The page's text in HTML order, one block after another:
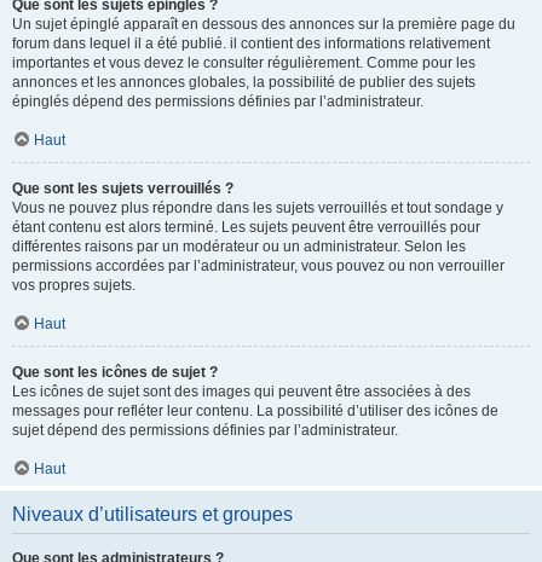
Que sont les sujets épinglés ?
Un sujet épinglé apparaît en dessous des annonces sur la première page du
forum dans lequel il a été publié. il contient des informations relativement
importantes et vous devez le consulter régulièrement. Comme pour les
annonces et les annonces globales, la possibilité de publier des sujets
épinglés dépend des permissions définies par l’administrateur.
Haut
Que sont les sujets verrouillés ?
Vous ne pouvez plus répondre dans les sujets verrouillés et tout sondage y
étant contenu est alors terminé. Les sujets peuvent être verrouillés pour
différentes raisons par un modérateur ou un administrateur. Selon les
permissions accordées par l’administrateur, vous pouvez ou non verrouiller
vos propres sujets.
Haut
Que sont les icônes de sujet ?
Les icônes de sujet sont des images qui peuvent être associées à des
messages pour refléter leur contenu. La possibilité d’utiliser des icônes de
sujet dépend des permissions définies par l’administrateur.
Haut
Niveaux d’utilisateurs et groupes
Que sont les administrateurs ?